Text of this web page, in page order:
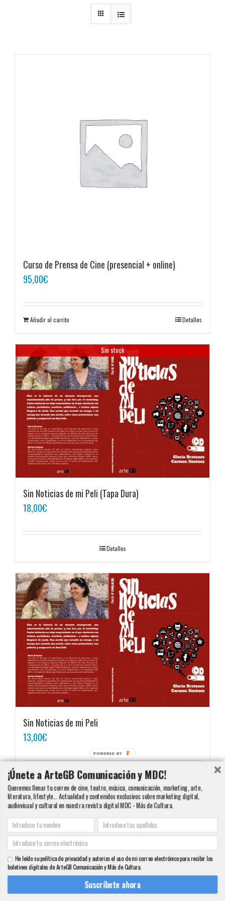
Curso de Prensa de Cine (presencial + online)
95,00€
Añadir al carrito Detalles
Sin stock
Sin Noticias de mi Peli (Tapa Dura)
18,00€
Detalles
Sin Noticias de mi Peli
13,00€
Añadir al carrito
Copyright 2000 - 2016 ArteGB | Todos los derechos reservados |Aviso legal -
Condiciones de Venta y Privacidad - Política de Cookies
info@artegb.com - 915 221 343.
Twitter YouTubePinterestInstagram
¡Únete a ArteGB Comunicación y MDC!
Queremos llenar tu correo de cine, teatro, música, comunicación, marketing, arte,
literatura, lifestyle... Actualidad y contenidos exclusivos sobre marketing digital,
audiovisual y cultural en nuestra revista digital MDC - Más de Cultura.
Suscríbete ahora
He leído su política de privacidad y autorizo el uso de mi correo electrónico para recibir los
boletines digitales de ArteGB Comunicación y Más de Cultura.
POWERED BY